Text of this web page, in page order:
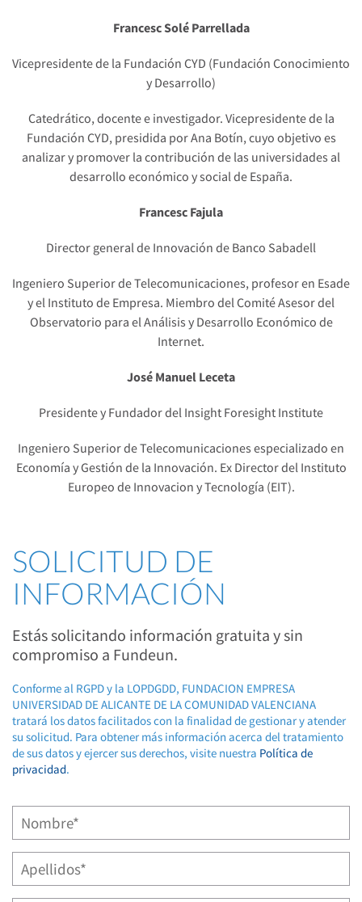
Francesc Solé Parrellada
Vicepresidente de la Fundación CYD (Fundación Conocimiento
y Desarrollo)
Catedrático, docente e investigador. Vicepresidente de la
Fundación CYD, presidida por Ana Botín, cuyo objetivo es
analizar y promover la contribución de las universidades al
desarrollo económico y social de España.
Francesc Fajula
Director general de Innovación de Banco Sabadell
Ingeniero Superior de Telecomunicaciones, profesor en Esade
y el Instituto de Empresa. Miembro del Comité Asesor del
Observatorio para el Análisis y Desarrollo Económico de
Internet.
José Manuel Leceta
Presidente y Fundador del Insight Foresight Institute
Ingeniero Superior de Telecomunicaciones especializado en
Economía y Gestión de la Innovación. Ex Director del Instituto
Europeo de Innovacion y Tecnología (EIT).
SOLICITUD DE
INFORMACIÓN
Estás solicitando información gratuita y sin
compromiso a Fundeun.
Conforme al RGPD y la LOPDGDD, FUNDACION EMPRESA
UNIVERSIDAD DE ALICANTE DE LA COMUNIDAD VALENCIANA
tratará los datos facilitados con la finalidad de gestionar y atender
su solicitud. Para obtener más información acerca del tratamiento
de sus datos y ejercer sus derechos, visite nuestra Política de
privacidad.